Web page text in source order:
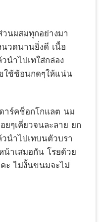
นผสม​ทุกอย่างมา
นวดนานยิ่งดี เนื้อ
นำไปเทใส่กล่อง
ใช้ช้อนกดๆให้แน่น
าร์ค​ช็อกโกแลต​ นม
ยๆเคี่ยวจนละลาย ยก
นำไปเทบนตัวบรา
น้าเสมอกัน โรยด้วย
ะ ไม่งั้นขนมจะไม่